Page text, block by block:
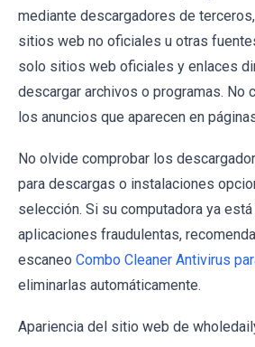
mediante descargadores de
sitios web no oficiales u otras
solo sitios web oficiales y enlaces
descargar archivos o programas. No
los anuncios que aparecen en
No olvide comprobar los
para descargas o instalaciones
selección. Si su computadora ya
aplicaciones fraudulentas,
escaneo Combo Cleaner Antivirus
eliminarlas automáticamente.
Apariencia del sitio web de